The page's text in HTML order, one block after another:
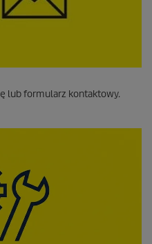
lub formularz kontaktowy.